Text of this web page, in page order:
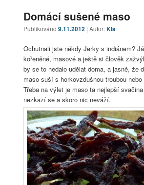
Domácí sušené maso
Publikováno 9.11.2012 | Autor:Kla
Ochutnali jste někdy Jerky s indiánem?
kořeněné, masové a ještě si člověk
by se to nedalo udělat doma, a jasně, že
maso suší s horkovzdušnou troubou
Třeba na výlet je maso ta nejlepší
nezkazí se a skoro nic neváží.